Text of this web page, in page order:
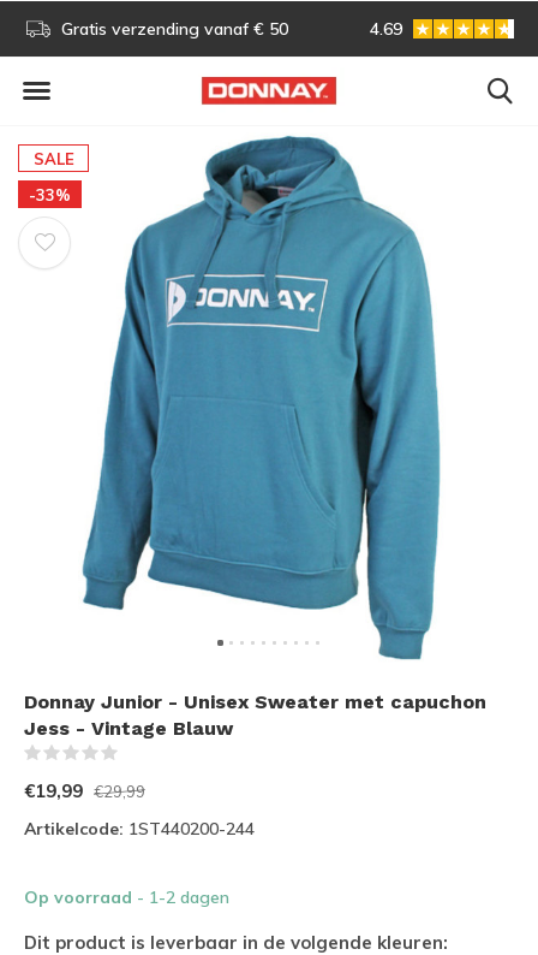
Gratis verzending vanaf € 50 Gratis omruilen
4.69
SALE
-33%
Donnay Junior - Unisex Sweater met capuchon
Jess - Vintage Blauw
€19,99 €29,99
Artikelcode: 1ST440200-244
Op voorraad - 1-2 dagen
Dit product is leverbaar in de volgende kleuren: